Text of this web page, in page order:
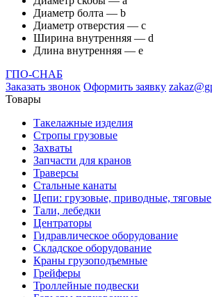
Диаметр болта — b
Диаметр отверстия — с
Ширина внутренняя — d
Длина внутренняя — е
ГПО-СНАБ
Заказать звонок Оформить заявку
Товары
Такелажные изделия
Стропы грузовые
Захваты
Запчасти для кранов
Траверсы
Стальные канаты
Цепи: грузовые, приводные, тяговые
Тали, лебедки
Центраторы
Гидравлическое оборудование
Складское оборудование
Краны грузоподъемные
Грейферы
Троллейные подвески